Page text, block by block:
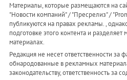
Материалы, которые размещаются на
"Новости компаний" / "Пресрелиз" /
публикуются на правах рекламы. ,
подготовке этого контента и
материалах.
Редакция не несет ответственности
обнародованные в рекламных
законодательству, ответственность за